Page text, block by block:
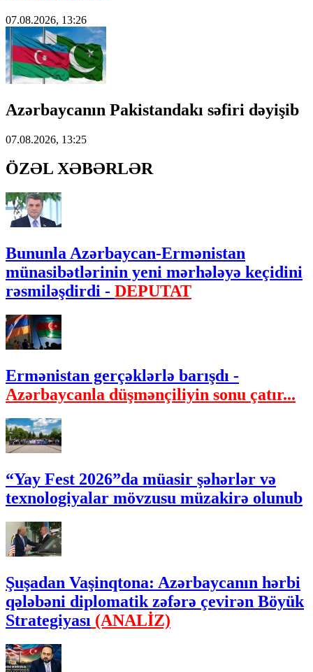
07.08.2026, 13:26
Azərbaycanın Pakistandakı səfiri dəyişib
07.08.2026, 13:25
ÖZƏL XƏBƏRLƏR
Bununla Azərbaycan-Ermənistan
münasibətlərinin yeni mərhələyə keçidini
rəsmiləşdirdi - DEPUTAT
Ermənistan gerçəklərlə barışdı -
Azərbaycanla düşmənçiliyin sonu çatır...
“Yay Fest 2026”da müasir şəhərlər və
texnologiyalar mövzusu müzakirə olunub
Şuşadan Vaşinqtona: Azərbaycanın hərbi
qələbəni diplomatik zəfərə çevirən Böyük
Strategiyası (ANALİZ)